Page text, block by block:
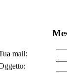
mail: